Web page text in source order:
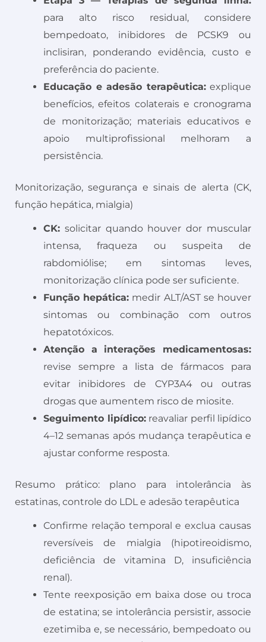
para alto risco residual, considere
bempedoato, inibidores de PCSK9 ou
inclisiran, ponderando evidência, custo e
preferência do paciente.
Educação e adesão terapêutica:explique
benefícios, efeitos colaterais e cronograma
de monitorização; materiais educativos e
apoio multiprofissional melhoram a
persistência.
Monitorização, segurança e sinais de alerta (CK,
função hepática, mialgia)
CK: solicitar quando houver dor muscular
intensa, fraqueza ou suspeita de
rabdomiólise; em sintomas leves,
monitorização clínica pode ser suficiente.
Função hepática: medir ALT/AST se houver
sintomas ou combinação com outros
hepatotóxicos.
Atenção a interações medicamentosas:
revise sempre a lista de fármacos para
evitar inibidores de CYP3A4 ou outras
drogas que aumentem risco de miosite.
Seguimento lipídico:reavaliar perfil lipídico
4–12 semanas após mudança terapêutica e
ajustar conforme resposta.
Resumo prático: plano para intolerância às
estatinas, controle do LDL e adesão terapêutica
Confirme relação temporal e exclua causas
reversíveis de mialgia (hipotireoidismo,
deficiência de vitamina D, insuficiência
renal).
Tente reexposição em baixa dose ou troca
de estatina; se intolerância persistir, associe
ezetimiba e, se necessário, bempedoato ou